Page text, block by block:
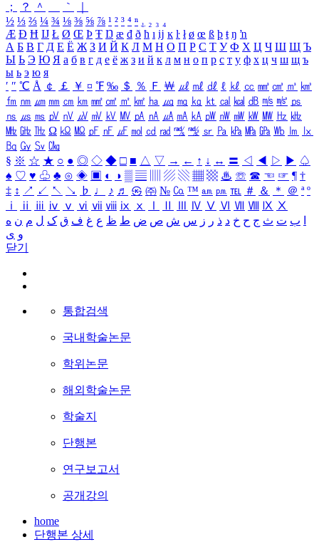
；
？ ＾ ｀
½ ⅓ ⅔ ¼ ¾ ⅛ ⅜ ⅝ ⅞ ¹ ² ³ ⁴ ⁿ ₁ ₂ ₃ ₄
Æ Ð Ħ Ĳ Ł Ø Œ Þ Ŧ Ŋ æ đ ð ħ ı ĳ ĸ ŀ ł ø œ ß þ ŧ ŋ ŉ
А Б В Г Д Е Ё Ж З И Й К Л М Н О П Р С Т У Ф Х Ц Ч Ш Щ Ъ
Ы Ь Э Ю Я а б в г д е ё ж з и й к л м н о п р с т у ф х ц ч ш щ ъ
ы ь э ю я
′ ″ ℃ Å ￠ ￡ ￥ ¤ ℉ ‰ ＄ ％ Ｆ ￦ ㎕ ㎖ ㎗ ℓ ㎘ ㏄ ㎣ ㎤ ㎥ ㎦
㎙ ㎚ ㎛ ㎜ ㎝ ㎞ ㎟ ㎠ ㎡ ㎢ ㏊ ㎍ ㎎ ㎏ ㏏ ㎈ ㎉ ㏈ ㎧ ㎨ ㎰
㎱ ㎲ ㎳ ㎴ ㎵ ㎶ ㎷ ㎸ ㎹ ㎀ ㎁ ㎂ ㎃ ㎄ ㎺ ㎻ ㎽ ㎾ ㎿ ㎐ ㎑
㎒ ㎓ ㎔ Ω ㏀ ㏁ ㎊ ㎋ ㎌ ㏖ ㏅ ㎭ ㎮ ㎯ ㏛ ㎩ ㎪ ㎫ ㎬ ㏝ ㏐
㏓
㏃ ㏉ ㏜ ㏆
§ ※ ☆ ★ ○ ● ◎ ◇ ◆ □ ■ △ ▽ → ← ↑ ↓ ↔ 〓 ◁ ◀ ▷ ▶ ♤
♠ ♡ ♥ ♧ ♣ ⊙ ◈ ▣ ◐ ◑ ▒ ▤ ▨ ▧ ▦ ▩ ♨ ☏ ☎ ☜ ☞ ¶ †
‡ ↕ ↗ ↙ ↖ ↘ ♭ ♩ ♪ ♬ ㉿ ㈜ № ㏇ ™ ㏂ ㏘ ℡ ＃ ＆ ＊ ＠ ª º
ⅰ
ⅱ ⅲ ⅳ ⅴ ⅵ ⅶ ⅷ ⅸ ⅹ Ⅳ Ⅴ Ⅵ Ⅶ Ⅷ Ⅸ Ⅹ
ب ت ث ج ح خ د ذ ر ز س ش ص ض ط ظ ع غ ف ق ک ل م ن ه
و ی
닫기
통합검색
국내학술논문
학위논문
해외학술논문
학술지
단행본
연구보고서
공개강의
home
단행본 상세